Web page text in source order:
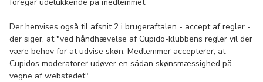
Der henvises også til afsnit 2 i brugeraftalen - accept af regler -
der siger, at "ved håndhævelse af Cupido-klubbens regler vil der
være behov for at udvise skøn. Medlemmer accepterer, at
Cupidos moderatorer udøver en sådan skønsmæssighed på
vegne af webstedet".